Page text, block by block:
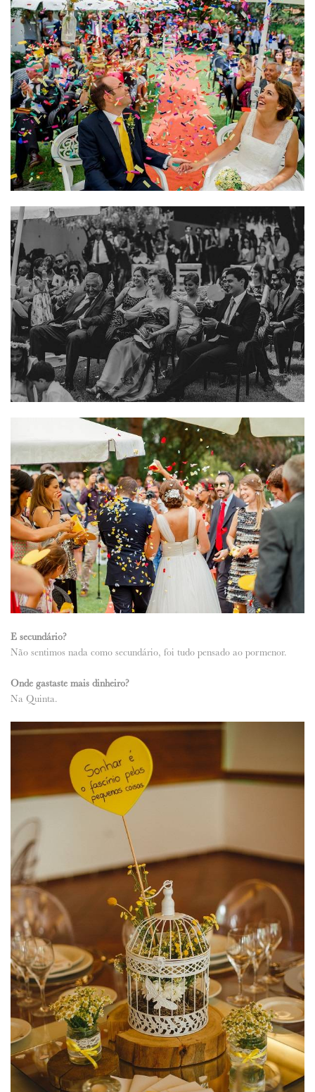
E secundário?
Não sentimos nada como secundário, foi tudo pensado ao pormenor.
Onde gastaste mais dinheiro?
Na Quinta.